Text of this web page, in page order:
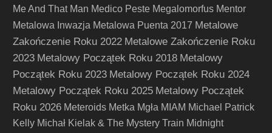
Me And That Man Medico Peste Megalomorfus Mentor
Metalowa Inwazja Metalowa Puenta 2017 Metalowe
Zakończenie Roku 2022 Metalowe Zakończenie Roku
2023 Metalowy Początek Roku 2018 Metalowy
Początek Roku 2023 Metalowy Początek Roku 2024
Metalowy Początek Roku 2025 Metalowy Początek
Roku 2026 Meteroids Metka Mgła MIAM Michael Patrick
Kelly Michał Kielak & The Mystery Train Midnight